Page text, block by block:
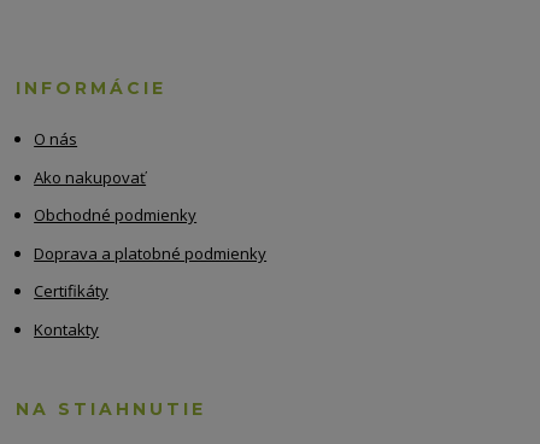
INFORMÁCIE
O nás
Ako nakupovať
Obchodné podmienky
Doprava a platobné podmienky
Certifikáty
Kontakty
NA STIAHNUTIE